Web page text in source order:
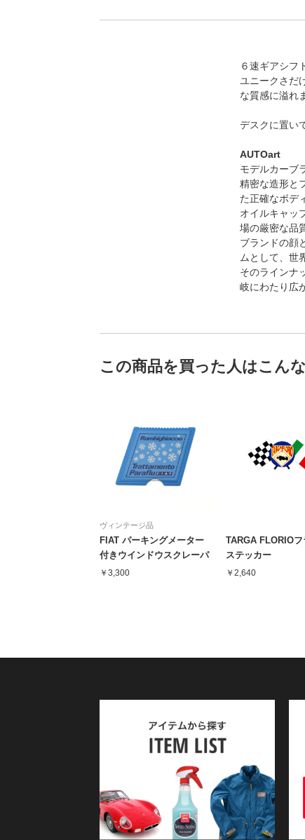
６速ギアシフ
ユニークさだ
な質感に溢れ
デスクに置い
AUTOart
モデルカーブ
精密な造形と
た正確なボデ
オイルキャッ
場の厳密な品
ブランドの顔
ムとして、世
そのラインナ
岐にわたり広
この商品を買った人はこん
ヴィンテージ品
FIAT パーキングメーター
付きウインドウスクレーパ
ー
￥3,300
TARGA FLORIOフ
ステッカー
￥2,640